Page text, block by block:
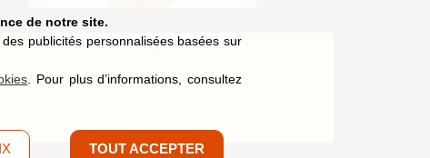
de notre site.
publicités personnalisées basées sur
. Pour plus d’informations, consultez
TOUT ACCEPTER